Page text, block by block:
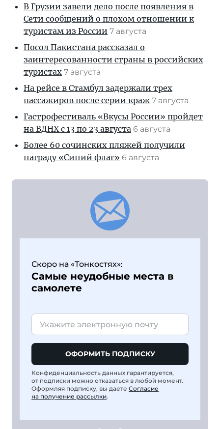
В Грузии завели дело после появления в
Сети сообщений о плохом отношении к
туристам из России 7 августа
Посол Пакистана рассказал о
заинтересованности страны в российских
туристах 7 августа
На рейсе в Стамбул задержали трех
пассажиров после серии краж 7 августа
Гастрофестиваль «Вкусы России» пройдет
на ВДНХ с 13 по 23 августа 6 августа
Более 60 сочинских пляжей получили
награду «Синий флаг» 6 августа
Скоро на «Тонкостях»:
Самые неудобные места в
самолете
ОФОРМИТЬ ПОДПИСКУ
Конфиденциальность данных гарантируется,
от подписки можно отказаться в любой момент.
Оформляя подписку, вы даете Согласие
на получение рассылки.